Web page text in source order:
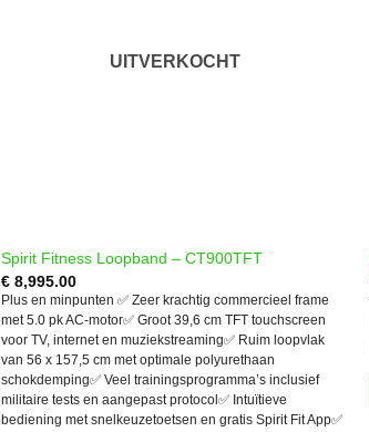
UITVERKOCHT
Spirit Fitness Loopband – CT900TFT
€8,995.00
Plus en minpunten ✅ Zeer krachtig commercieel frame
met 5.0 pk AC-motor✅ Groot 39,6 cm TFT touchscreen
voor TV, internet en muziekstreaming✅ Ruim loopvlak
van 56 x 157,5 cm met optimale polyurethaan
schokdemping✅ Veel trainingsprogramma’s inclusief
militaire tests en aangepast protocol✅ Intuïtieve
bediening met snelkeuzetoetsen en gratis Spirit Fit App✅